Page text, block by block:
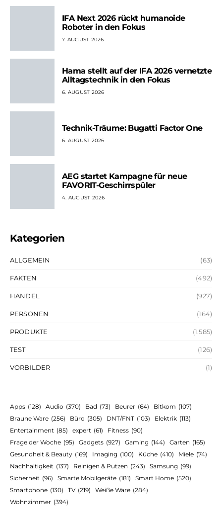
IFA Next 2026 rückt humanoide
Roboter in den Fokus
7. AUGUST 2026
Hama stellt auf der IFA 2026 vernetzte
Alltagstechnik in den Fokus
6. AUGUST 2026
Technik-Träume: Bugatti Factor One
6. AUGUST 2026
AEG startet Kampagne für neue
FAVORIT-Geschirrspüler
4. AUGUST 2026
Kategorien
ALLGEMEIN (63)
FAKTEN (492)
HANDEL (927)
PERSONEN (164)
PRODUKTE (1.585)
TEST (126)
VORBILDER (1)
Apps (128) Audio (370) Bad (73) Beurer (64) Bitkom (107)
Braune Ware (256) Büro (305) DNT/FNT (103) Elektrik (113)
Entertainment (85) expert (61) Fitness (90)
Frage der Woche (95) Gadgets (927) Gaming (144) Garten (165)
Gesundheit & Beauty (169) Imaging (100) Küche (410) Miele (74)
Nachhaltigkeit (137) Reinigen & Putzen (243) Samsung (99)
Sicherheit (96) Smarte Mobilgeräte (181) Smart Home (520)
Smartphone (130) TV (219) Weiße Ware (284)
Wohnzimmer (394)